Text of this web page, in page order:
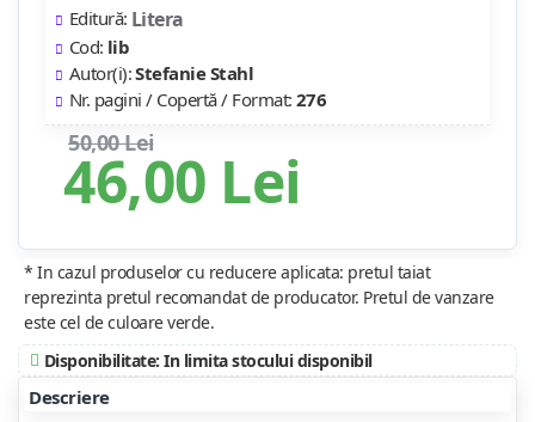
46,00 Lei
50,00 Lei
Editură: Litera
Cod: lib
Autor(i):Stefanie Stahl
Nr. pagini / Copertă / Format: 276
* In cazul produselor cu reducere aplicata: pretul taiat
reprezinta pretul recomandat de producator. Pretul de vanzare
este cel de culoare verde.
Disponibilitate: In limita stocului disponibil
Descriere